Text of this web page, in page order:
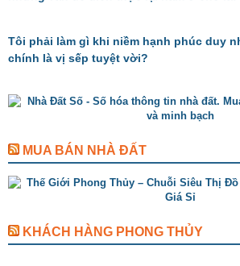
Tôi phải làm gì khi niềm hạnh phúc duy
chính là vị sếp tuyệt vời?
MUA BÁN NHÀ ĐẤT
KHÁCH HÀNG PHONG THỦY